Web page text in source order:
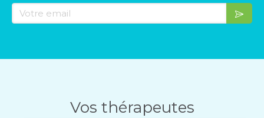
Votre email
Vos thérapeutes